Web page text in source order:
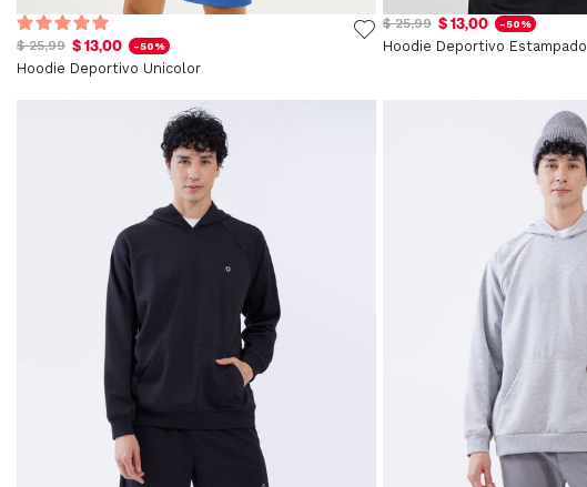
$ 25,99 $ 13,00 -50%
Hoodie Deportivo Unicolor
$ 25,99 $ 13,00 -50%
Hoodie Deportivo Estampado